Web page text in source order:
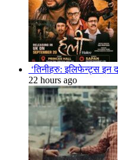
‘तिनीहरु: इलिफेन्ट्स इन
22 hours ago